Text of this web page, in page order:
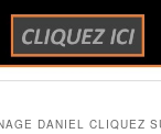
DANIEL CLIQUEZ